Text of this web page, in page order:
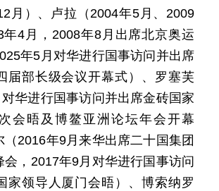
月）、卢拉（2004年5月、2009
年4月，2008年8月出席北京奥运
年5月对华进行国事访问并出席
届部长级会议开幕式）、罗塞芙
对华进行国事访问并出席金砖国家
会晤及博鳌亚洲论坛年会开幕
（2016年9月来华出席二十国集团
会，2017年9月对华进行国事访问
家领导人厦门会晤）、博索纳罗